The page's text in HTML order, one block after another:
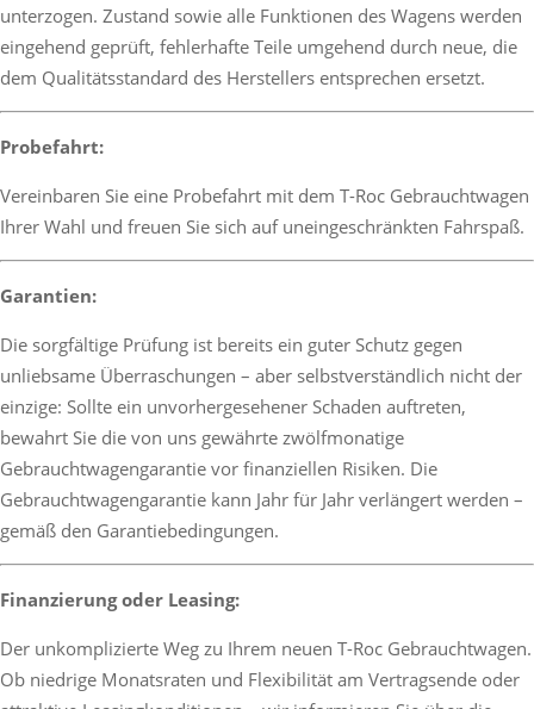
unterzogen. Zustand sowie alle Funktionen des Wagens werden
eingehend geprüft, fehlerhafte Teile umgehend durch neue, die
dem Qualitätsstandard des Herstellers entsprechen ersetzt.
Probefahrt:
Vereinbaren Sie eine Probefahrt mit dem T-Roc Gebrauchtwagen
Ihrer Wahl und freuen Sie sich auf uneingeschränkten Fahrspaß.
Garantien:
Die sorgfältige Prüfung ist bereits ein guter Schutz gegen
unliebsame Überraschungen – aber selbstverständlich nicht der
einzige: Sollte ein unvorhergesehener Schaden auftreten,
bewahrt Sie die von uns gewährte zwölfmonatige
Gebrauchtwagengarantie vor finanziellen Risiken. Die
Gebrauchtwagengarantie kann Jahr für Jahr verlängert werden –
gemäß den Garantiebedingungen.
Finanzierung oder Leasing:
Der unkomplizierte Weg zu Ihrem neuen T-Roc Gebrauchtwagen.
Ob niedrige Monatsraten und Flexibilität am Vertragsende oder